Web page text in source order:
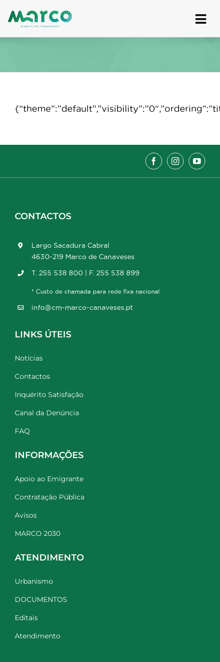
to
CONTACTOS
Largo Sacadura Cabral
4630-219 Marco de Canaveses
T. 255 538 800 | F. 255 538 899
* Custo de chamada para rede fixa nacional
info@cm-marco-canaveses.pt
LINKS ÚTEIS
Notícias
Contactos
Inquérito Satisfação
Canal da Denúncia
FAQ
INFORMAÇÕES
Apoio ao Emigrante
Contratação Pública
Avisos
MARCO 2030
ATENDIMENTO
Urbanismo
DOCUMENTOS
Editais
Atendimento